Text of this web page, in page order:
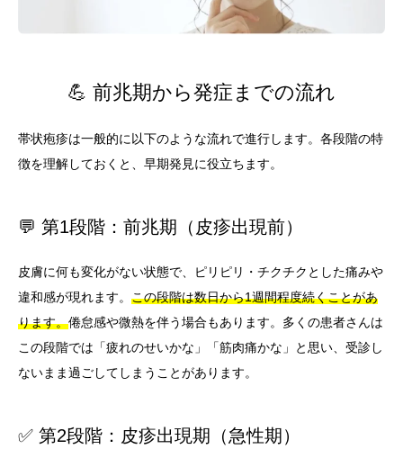
💪 前兆期から発症までの流れ
帯状疱疹は一般的に以下のような流れで進行します。各段階の特
徴を理解しておくと、早期発見に役立ちます。
💬 第1段階：前兆期（皮疹出現前）
皮膚に何も変化がない状態で、ピリピリ・チクチクとした痛みや
違和感が現れます。 この段階は数日から1週間程度続くことがあ
ります。倦怠感や微熱を伴う場合もあります。多くの患者さんは
この段階では「疲れのせいかな」「筋肉痛かな」と思い、受診し
ないまま過ごしてしまうことがあります。
✅ 第2段階：皮疹出現期（急性期）